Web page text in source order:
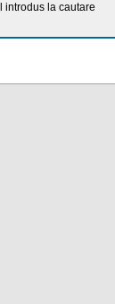
introdus la cautare